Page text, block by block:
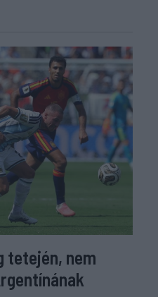
tetején, nem